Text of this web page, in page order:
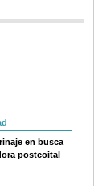
en busca
postcoital